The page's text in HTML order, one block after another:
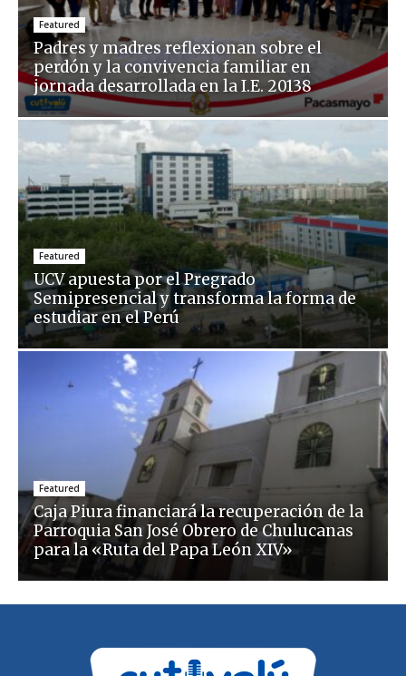
Featured
Padres y madres reflexionan sobre el
perdón y la convivencia familiar en
jornada desarrollada en la I.E. 20138
Featured
UCV apuesta por el Pregrado
Semipresencial y transforma la forma de
estudiar en el Perú
Featured
Caja Piura financiará la recuperación de la
Parroquia San José Obrero de Chulucanas
para la «Ruta del Papa León XIV»